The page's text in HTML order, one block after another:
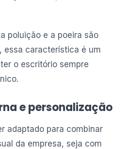
poluição e a poeira são
essa característica é um
o escritório sempre
e personalização
adaptado para combinar
da empresa, seja com